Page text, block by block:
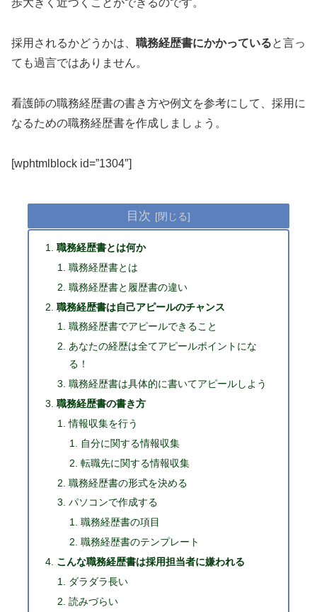
歩大きく近づくことができるのです。
採用されるかどうかは、 職務経歴書にかかっていると言っ
ても過言ではありません。
看護師の職務経歴書の書き方や例文を参考にして、採用に
なるための職務経歴書を作成しましょう。
[wphtmlblock id=”1304″]
目次
職務経歴書とは何か
職務経歴書とは
職務経歴書と履歴書の違い
職務経歴書は自己アピールのチャンス
職務経歴書でアピールできること
あなたの経歴は全てアピールポイントにな
る！
職務経歴書は具体的に書いてアピールしよう
職務経歴書の書き方
情報収集を行う
自分に関する情報収集
転職先に関する情報収集
職務経歴書の形式を決める
パソコンで作成する
職務経歴書の項目
職務経歴書のテンプレート
こんな職務経歴書は採用担当者に嫌われる
ダラダラ長い
読みづらい